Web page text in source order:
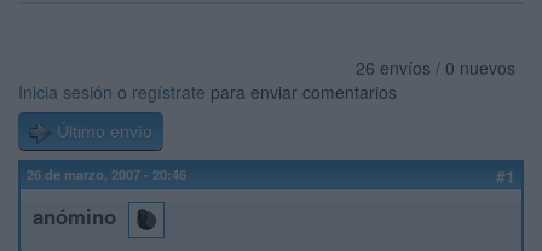
26 envíos / 0 nuevos
Inicia sesión o regístrate para enviar comentarios
Último envío
26 de marzo, 2007 - 20:46 #1
anómino